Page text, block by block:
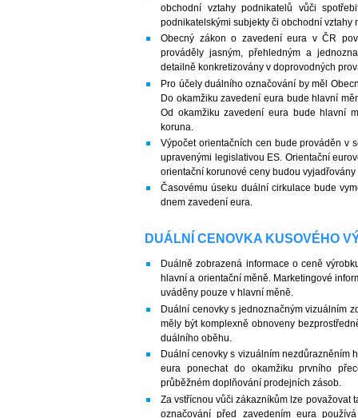
obchodní vztahy podnikatelů vůči
podnikatelskými subjekty či obchodní
Obecný zákon o zavedení eura v ČR
prováděly jasným, přehledným a
detailně konkretizovány v doprovodných
Pro účely duálního označování by měl
Do okamžiku zavedení eura bude hlavní
Od okamžiku zavedení eura bude hlavní
koruna.
Výpočet orientačních cen bude prováděn v
upravenými legislativou ES. Orientační
orientační korunové ceny budou
Časovému úseku duální cirkulace bude
dnem zavedení eura.
DUÁLNÍ CENOVKA KUSOVÉHO
Duálně zobrazená informace o ceně
hlavní a orientační měně. Marketingové
uváděny pouze v hlavní měně.
Duální cenovky s jednoznačným vizuálním
měly být komplexně obnoveny
duálního oběhu.
Duální cenovky s vizuálním nezdůrazněním
eura ponechat do okamžiku prvního
průběžném doplňování prodejních zásob.
Za vstřícnou vůči zákazníkům lze považovat
označování před zavedením eura